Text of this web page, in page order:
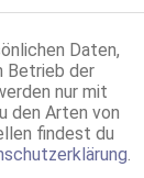
Daten,
Betrieb der
nur mit
den Arten von
findest du
.